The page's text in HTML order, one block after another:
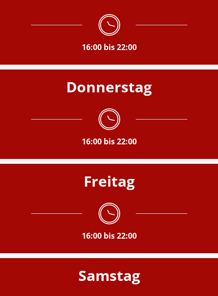
16:00 bis 22:00
Donnerstag
16:00 bis 22:00
Freitag
16:00 bis 22:00
Samstag